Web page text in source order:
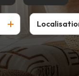
à l'année
De l'immo pro